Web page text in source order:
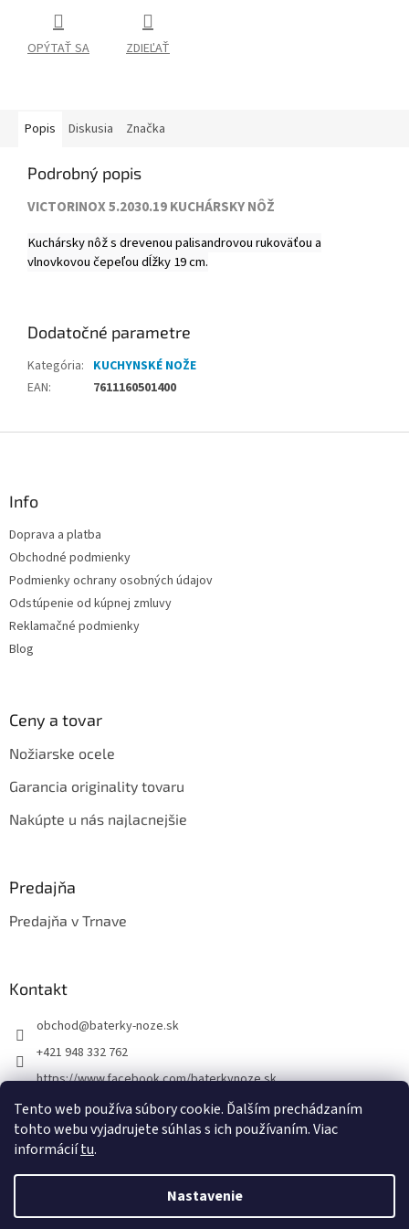
Tento web používa súbory cookie. Ďalším prechádzaním
tohto webu vyjadrujete súhlas s ich používaním. Viac
informáciítu.
Nastavenie
OPÝTAŤ SA ZDIEĽAŤ
Popis Diskusia Značka
Podrobný popis
VICTORINOX 5.2030.19 KUCHÁRSKY NÔŽ
Kuchársky nôž s drevenou palisandrovou rukoväťou a
vlnovkovou čepeľou dĺžky 19 cm.
Dodatočné parametre
Kategória: KUCHYNSKÉ NOŽE
EAN: 7611160501400
Info
Doprava a platba
Obchodné podmienky
Podmienky ochrany osobných údajov
Odstúpenie od kúpnej zmluvy
Reklamačné podmienky
Blog
Ceny a tovar
Nožiarske ocele
Garancia originality tovaru
Nakúpte u nás najlacnejšie
Predajňa
Predajňa v Trnave
Kontakt
obchod@baterky-noze.sk
+421 948 332 762
https://www.facebook.com/baterkynoze.sk
/baterkynoze
https://www.youtube.com/@nozebaterky
Vytvoril Shoptet